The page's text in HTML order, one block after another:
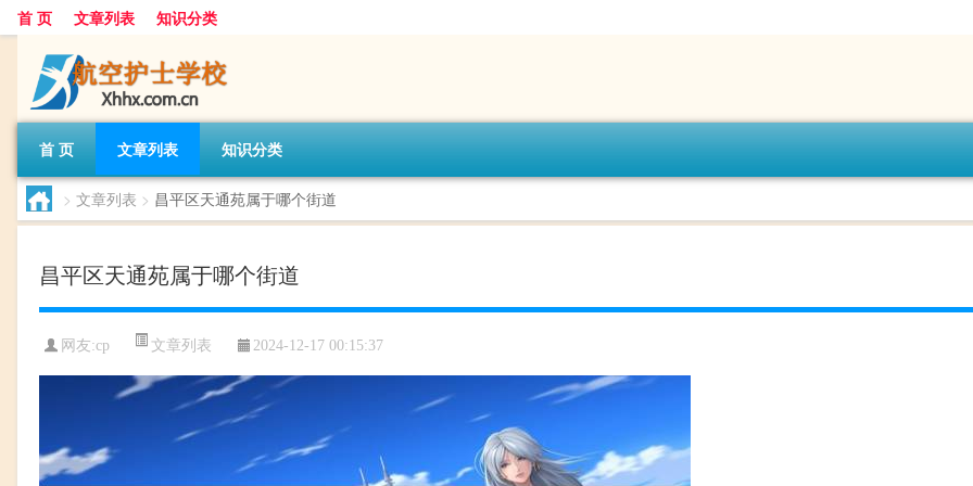
首 页 文章列表 知识分类
首 页 文章列表 知识分类
> 文章列表 > 昌平区天通苑属于哪个街道
昌平区天通苑属于哪个街道
网友:cp 文章列表 2024-12-17 00:15:37